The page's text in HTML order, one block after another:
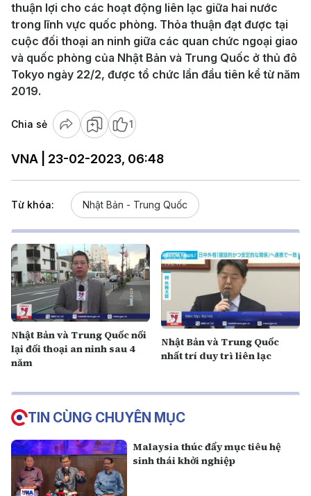
thuận lợi cho các hoạt động liên lạc giữa hai nước
trong lĩnh vực quốc phòng. Thỏa thuận đạt được tại
cuộc đối thoại an ninh giữa các quan chức ngoại giao
và quốc phòng của Nhật Bản và Trung Quốc ở thủ đô
Tokyo ngày 22/2, được tổ chức lần đầu tiên kể từ năm
2019.
Chia sẻ 1
VNA | 23-02-2023, 06:48
Từ khóa: Nhật Bản - Trung Quốc
Nhật Bản và Trung Quốc nối
lại đối thoại an ninh sau 4
năm
Nhật Bản và Trung Quốc
nhất trí duy trì liên lạc
TIN CÙNG CHUYÊN MỤC
Malaysia thúc đẩy mục tiêu hệ
sinh thái khởi nghiệp